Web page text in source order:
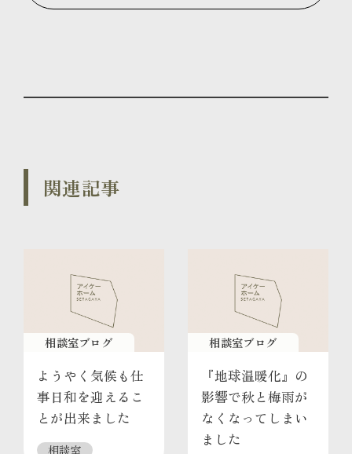
関連記事
相談室ブログ
ようやく気候も仕
事日和を迎えるこ
とが出来ました
相談室
相談室ブログ
『地球温暖化』の
影響で秋と梅雨が
なくなってしまい
ました